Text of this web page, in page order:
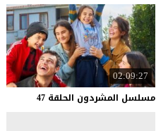
02:09:27
مسلسل المشردون الحلقة 47